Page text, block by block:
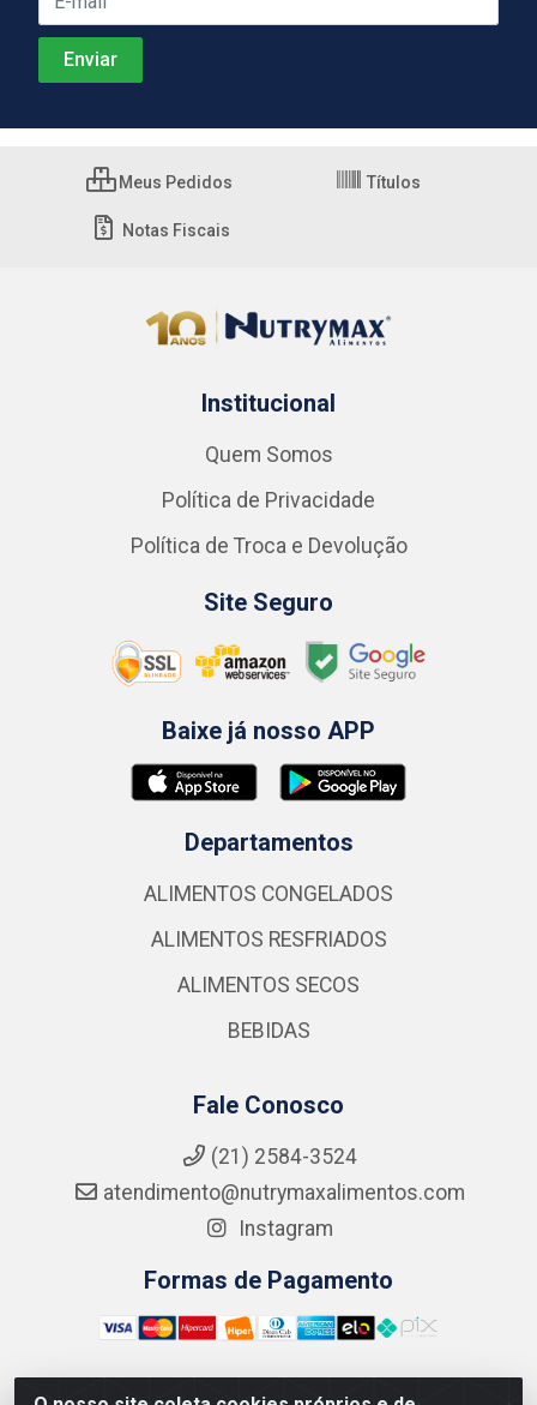
Meus Pedidos Títulos
Notas Fiscais
Institucional
Quem Somos
Política de Privacidade
Política de Troca e Devolução
Site Seguro
Baixe já nosso APP
Departamentos
ALIMENTOS CONGELADOS
ALIMENTOS RESFRIADOS
ALIMENTOS SECOS
BEBIDAS
Fale Conosco
(21) 2584-3524
atendimento@nutrymaxalimentos.com
Instagram
Formas de Pagamento